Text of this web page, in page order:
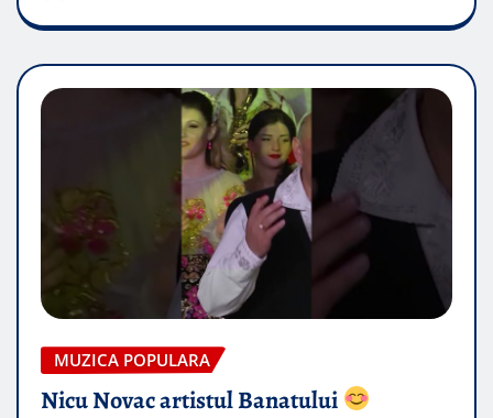
MUZICA POPULARA
Nicu Novac artistul Banatului